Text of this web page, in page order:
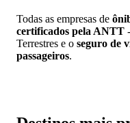
Todas as empresas de
certificados pela ANTT
Terrestres e o seguro de
passageiros.